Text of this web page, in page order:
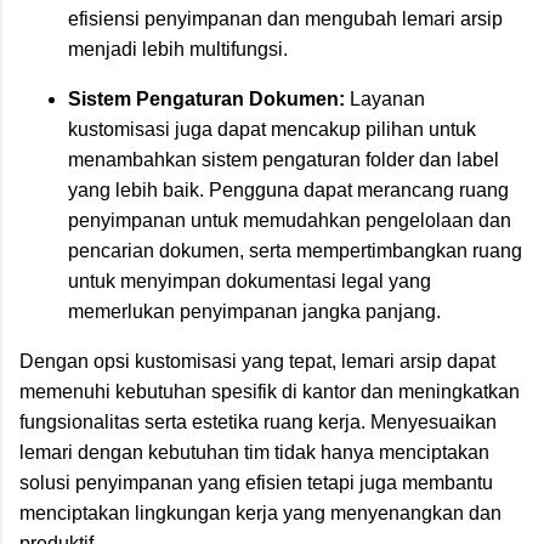
efisiensi penyimpanan dan mengubah lemari arsip
menjadi lebih multifungsi.
Sistem Pengaturan Dokumen: Layanan
kustomisasi juga dapat mencakup pilihan untuk
menambahkan sistem pengaturan folder dan label
yang lebih baik. Pengguna dapat merancang ruang
penyimpanan untuk memudahkan pengelolaan dan
pencarian dokumen, serta mempertimbangkan ruang
untuk menyimpan dokumentasi legal yang
memerlukan penyimpanan jangka panjang.
Dengan opsi kustomisasi yang tepat, lemari arsip dapat
memenuhi kebutuhan spesifik di kantor dan meningkatkan
fungsionalitas serta estetika ruang kerja. Menyesuaikan
lemari dengan kebutuhan tim tidak hanya menciptakan
solusi penyimpanan yang efisien tetapi juga membantu
menciptakan lingkungan kerja yang menyenangkan dan